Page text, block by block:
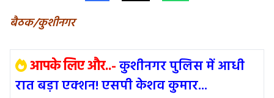
बैठक/कुशीनगर
आपके लिए और..-कुशीनगर पुलिस में आधी
रात बड़ा एक्शन! एसपी केशव कुमार...